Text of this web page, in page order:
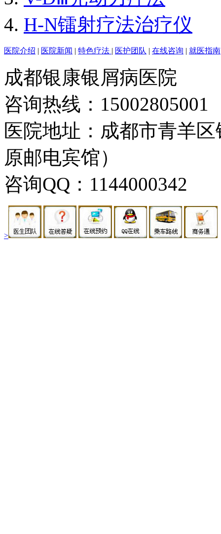
H-N镭射疗法治疗仪
医院介绍 | 医院新闻 | 特色疗法 | 医护团队 | 在线咨询 | 就医指南
成都银康银屑病医院
咨询热线：15002805001
医院地址：成都市青羊
原邮电宾馆）
咨询QQ：1144000342
>